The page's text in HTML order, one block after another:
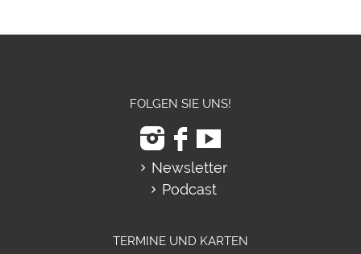
FOLGEN SIE UNS!
Newsletter
Podcast
TERMINE UND KARTEN